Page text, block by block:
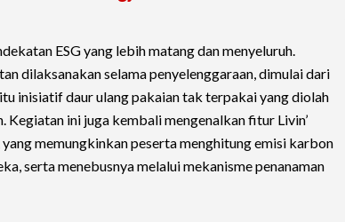
ESG yang lebih matang dan menyeluruh.
dilaksanakan selama penyelenggaraan, dimulai dari
inisiatif daur ulang pakaian tak terpakai yang diolah
Kegiatan ini juga kembali mengenalkan fitur Livin’
memungkinkan peserta menghitung emisi karbon
serta menebusnya melalui mekanisme penanaman